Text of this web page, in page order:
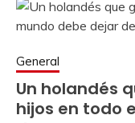
General
Un holandés
hijos en todo